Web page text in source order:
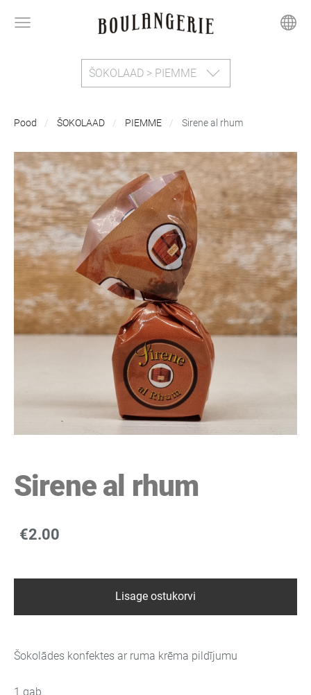
ŠOKOLAAD > PIEMME
Pood ŠOKOLAAD PIEMME Sirene al rhum
Sirene al rhum
€2.00
Lisage ostukorvi
Šokolādes konfektes ar ruma krēma pildījumu
1 gab